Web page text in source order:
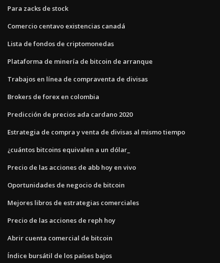
Para zacks de stock
Comercio centavo existencias canadá
Lista de fondos de criptomonedas
Plataforma de minería de bitcoin de arranque
Trabajos en línea de compraventa de divisas
Brokers de forex en colombia
Predicción de precios ada cardano 2020
Estrategia de compra y venta de divisas al mismo tiempo
¿cuántos bitcoins equivalen a un dólar_
Precio de las acciones de abb hoy en vivo
Oportunidades de negocio de bitcoin
Mejores libros de estrategias comerciales
Precio de las acciones de reph hoy
Abrir cuenta comercial de bitcoin
Índice bursátil de los países bajos